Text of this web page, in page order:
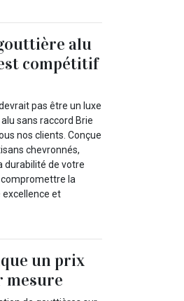
alu
compétitif
pas être un luxe
sans raccord Brie
nos clients. Conçue
chevronnés,
durabilité de votre
la
excellence et
un prix
mesure